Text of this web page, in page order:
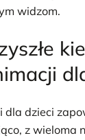
widzom.
dla dzieci
z wieloma